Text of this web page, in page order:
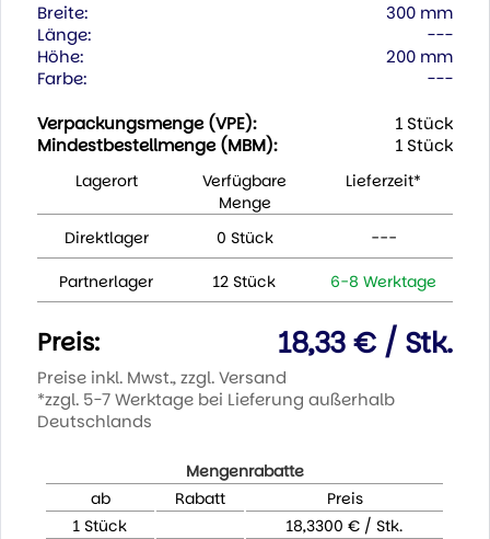
Breite:
300 mm
Länge:
---
Höhe:
200 mm
Farbe:
---
Verpackungsmenge (VPE):
1 Stück
Mindestbestellmenge (MBM):
1 Stück
Lagerort
Verfügbare
Menge
Lieferzeit*
Direktlager 0 Stück ---
Partnerlager 12 Stück 6-8 Werktage
Preis: 18,33 € / Stk.
Preise inkl. Mwst., zzgl. Versand
*zzgl. 5-7 Werktage bei Lieferung außerhalb
Deutschlands
Mengenrabatte
ab
Rabatt
Preis
1 Stück
18,3300 € / Stk.